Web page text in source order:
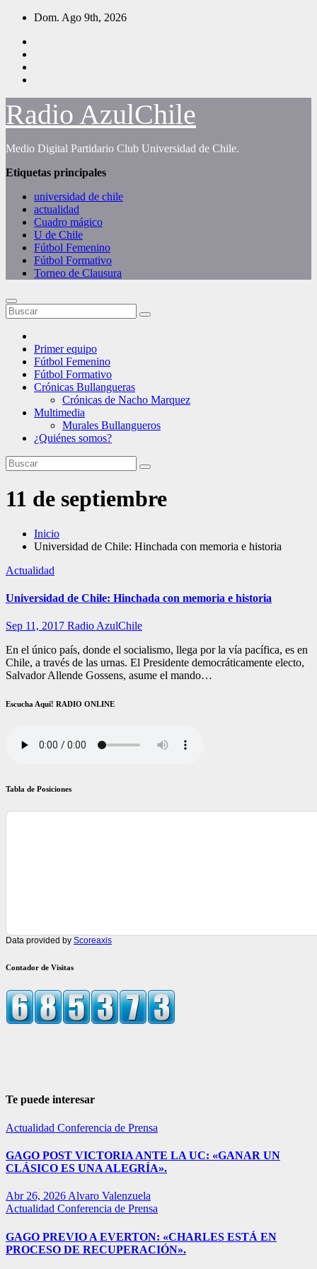
Saltar
contenido
Dom. Ago 9th, 2026
Radio AzulChile
Medio Digital Partidario Club Universidad de Chile.
Etiquetas principales
universidad de chile
actualidad
Cuadro mágico
U de Chile
Fútbol Femenino
Fútbol Formativo
Torneo de Clausura
Primer equipo
Fútbol Femenino
Fútbol Formativo
Crónicas Bullangueras
Crónicas de Nacho Marquez
Multimedia
Murales Bullangueros
¿Quiénes somos?
11 de septiembre
Inicio
Universidad de Chile: Hinchada con memoria e historia
Actualidad
Universidad de Chile: Hinchada con memoria e historia
Sep 11, 2017 Radio AzulChile
En el único país, donde el socialismo, llega por la vía pacífica, es en
Chile, a través de las urnas. El Presidente democráticamente electo,
Salvador Allende Gossens, asume el mando…
Escucha Aquí! RADIO ONLINE
Tabla de Posiciones
Data provided by Scoreaxis
Contador de Visitas
Te puede interesar
Actualidad Conferencia de Prensa
GAGO POST VICTORIA ANTE LA UC: «GANAR UN
CLÁSICO ES UNA ALEGRÍA».
Abr 26, 2026 Alvaro Valenzuela
Actualidad Conferencia de Prensa
GAGO PREVIO A EVERTON: «CHARLES ESTÁ EN
PROCESO DE RECUPERACIÓN».